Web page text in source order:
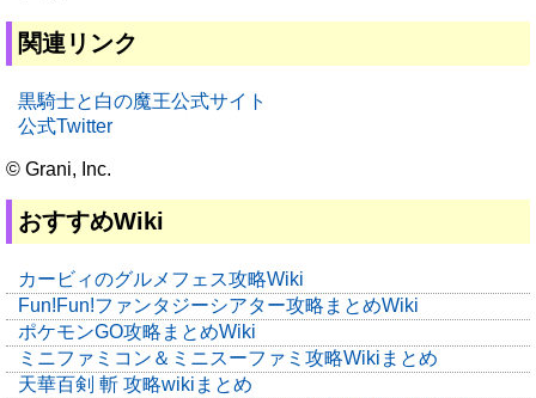
関連リンク
黒騎士と白の魔王公式サイト
公式Twitter
© Grani, Inc.
おすすめWiki
カービィのグルメフェス攻略Wiki
Fun!Fun!ファンタジーシアター攻略まとめWiki
ポケモンGO攻略まとめWiki
ミニファミコン＆ミニスーファミ攻略Wikiまとめ
天華百剣 斬 攻略wikiまとめ